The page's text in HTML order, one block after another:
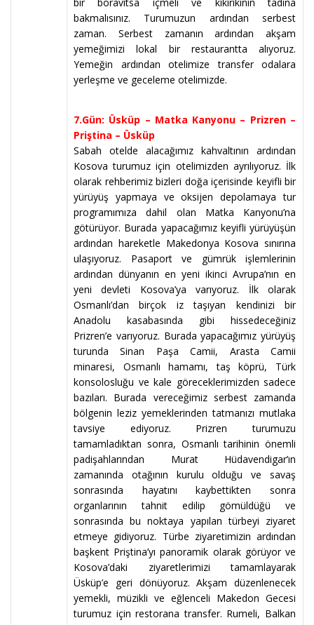
bakmalısınız. Turumuzun ardından serbest
zaman. Serbest zamanın ardından akşam
yemeğimizi lokal bir restaurantta alıyoruz.
Yemeğin ardından otelimize transfer odalara
yerleşme ve geceleme otelimizde.
7.Gün: Üsküp – Matka Kanyonu – Prizren –
Priştina – Üsküp
Sabah otelde alacağımız kahvaltının ardından
Kosova turumuz için otelimizden ayrılıyoruz. İlk
olarak rehberimiz bizleri doğa içerisinde keyifli bir
yürüyüş yapmaya ve oksijen depolamaya tur
programımıza dahil olan Matka Kanyonu’na
götürüyor. Burada yapacağımız keyifli yürüyüşün
ardından hareketle Makedonya Kosova sınırına
ulaşıyoruz. Pasaport ve gümrük işlemlerinin
ardından dünyanın en yeni ikinci Avrupa’nın en
yeni devleti Kosova’ya varıyoruz. İlk olarak
Osmanlı’dan birçok iz taşıyan kendinizi bir
Anadolu kasabasında gibi hissedeceğiniz
Prizren’e varıyoruz. Burada yapacağımız yürüyüş
turunda Sinan Paşa Camii, Arasta Camii
minaresi, Osmanlı hamamı, taş köprü, Türk
konsolosluğu ve kale göreceklerimizden sadece
bazıları. Burada vereceğimiz serbest zamanda
bölgenin leziz yemeklerinden tatmanızı mutlaka
tavsiye ediyoruz. Prizren turumuzu
tamamladıktan sonra, Osmanlı tarihinin önemli
padişahlarından Murat Hüdavendigar’ın
zamanında otağının kurulu olduğu ve savaş
sonrasında hayatını kaybettikten sonra
organlarının tahnit edilip gömüldüğü ve
sonrasında bu noktaya yapılan türbeyi ziyaret
etmeye gidiyoruz. Türbe ziyaretimizin ardından
başkent Priştina’yı panoramik olarak görüyor ve
Kosova’daki ziyaretlerimizi tamamlayarak
Üsküp’e geri dönüyoruz. Akşam düzenlenecek
yemekli, müzikli ve eğlenceli Makedon Gecesi
turumuz için restorana transfer. Rumeli, Balkan